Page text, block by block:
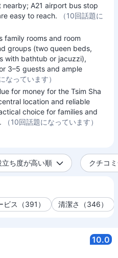
A21 airport bus stop
easy to reach.
（10回話題に
family rooms and room
groups (two queen beds,
with bathtub or jacuzzi),
3–5 guests and ample
なっています）
for money for the Tsim Sha
location and reliable
choice for families and
（10回話題になっています）
立ち度が高い順 クチコ
ビス（391） 清潔さ（346）
10.0